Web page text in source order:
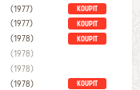
(1977) KOUPIT
(1977) KOUPIT
(1978) KOUPIT
(1978)
(1978)
(1978) KOUPIT